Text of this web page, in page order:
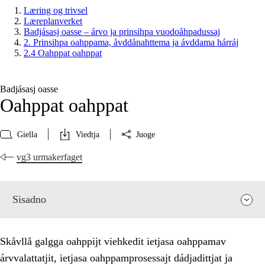
Læring og trivsel
Læreplanverket
Badjásasj oasse – árvo ja prinsihpa vuodoåhpadussaj
2. Prinsihpa oahppama, åvddånahttema ja ávddama hárráj
2.4 Oahppat oahppat
Badjásasj oasse
Oahppat oahppat
Giella Viedtja Juoge
vg3 urmakerfaget
Sisadno
Skåvllå galgga oahppijt viehkedit ietjasa oahppamav
árvvalattatjit, ietjasa oahppamprosessajt dádjadittjat ja